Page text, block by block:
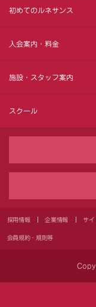
初めてのルネサンス
入会案内・料金
施設・スタッフ案内
スクール
採用情報 企業情報 サイ
会員規約・規則等